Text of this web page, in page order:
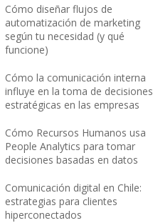
Cómo diseñar flujos de
automatización de marketing
según tu necesidad (y qué
funcione)
Cómo la comunicación interna
influye en la toma de decisiones
estratégicas en las empresas
Cómo Recursos Humanos usa
People Analytics para tomar
decisiones basadas en datos
Comunicación digital en Chile:
estrategias para clientes
hiperconectados